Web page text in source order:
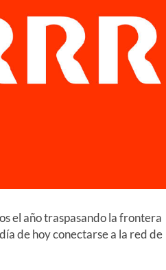
el año traspasando la frontera
de hoy conectarse a la red de